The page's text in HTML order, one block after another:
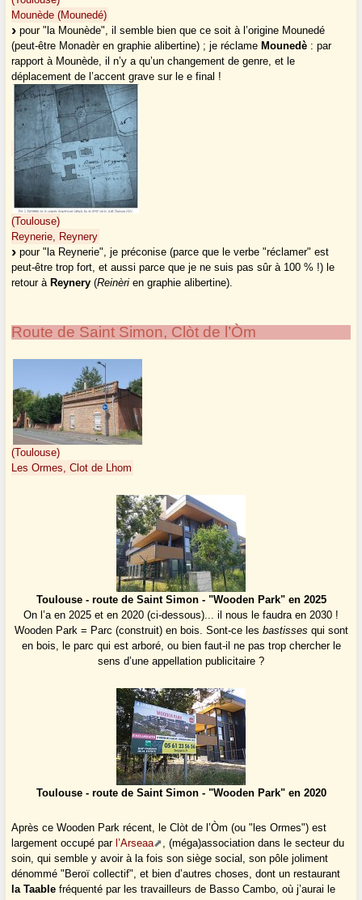
Mounède (Mounedé)
pour "la Mounède", il semble bien que ce soit à l’origine Mounedé
(peut-être Monadèr en graphie alibertine) ; je réclame Mounedè : par
rapport à Mounède, il n’y a qu’un changement de genre, et le
déplacement de l’accent grave sur le e final !
(Toulouse)
Reynerie, Reynery
pour "la Reynerie", je préconise (parce que le verbe "réclamer" est
peut-être trop fort, et aussi parce que je ne suis pas sûr à 100 % !) le
retour à Reynery (Reinèri en graphie alibertine).
Route de Saint Simon, Clòt de l’Òm
(Toulouse)
Les Ormes, Clot de Lhom
Toulouse - route de Saint Simon - "Wooden Park" en 2025
On l’a en 2025 et en 2020 (ci-dessous)... il nous le faudra en 2030 !
Wooden Park = Parc (construit) en bois. Sont-ce les bastisses qui sont
en bois, le parc qui est arboré, ou bien faut-il ne pas trop chercher le
sens d’une appellation publicitaire ?
Toulouse - route de Saint Simon - "Wooden Park" en 2020
Après ce Wooden Park récent, le Clòt de l’Òm (ou "les Ormes") est
largement occupé par l’Arseaa
, (méga)association dans le secteur du
soin, qui semble y avoir à la fois son siège social, son pôle joliment
dénommé "Beroï collectif", et bien d’autres choses, dont un restaurant
la Taable fréquenté par les travailleurs de Basso Cambo, où j’aurai le